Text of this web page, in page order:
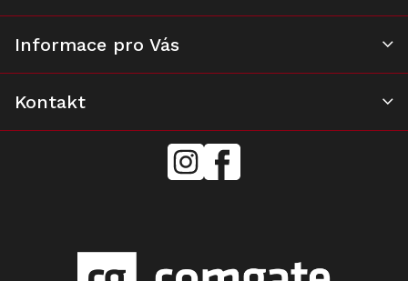
Informace pro Vás
Kontakt
mielecentervlasek
Miele
Center